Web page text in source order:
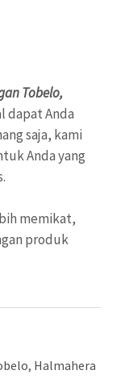
Tobelo,
dapat Anda
saja, kami
Anda yang
memikat,
produk
, Halmahera